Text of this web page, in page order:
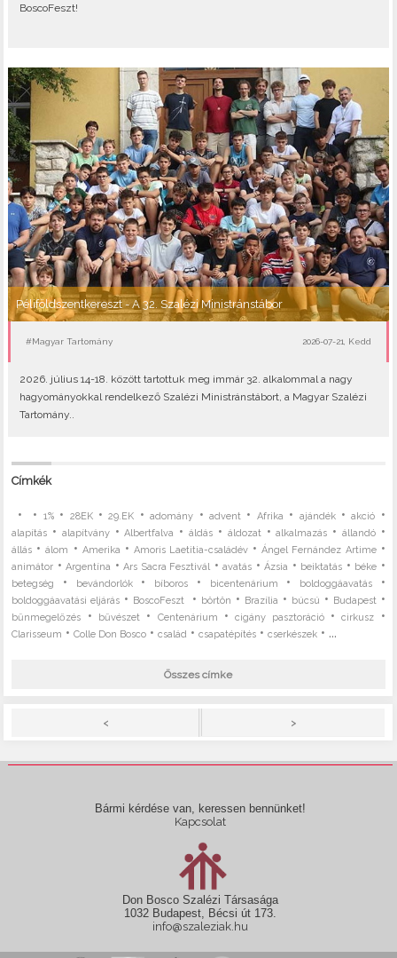
BoscoFeszt!
Péliföldszentkereszt - A 32. Szalézi Ministránstábor
#Magyar Tartomány 2026-07-21, Kedd
2026. július 14-18. között tartottuk meg immár 32. alkalommal a nagy
hagyományokkal rendelkező Szalézi Ministránstábort, a Magyar Szalézi
Tartomány..
Címkék
• • 1%• 28EK•29.EK •adomány •advent • Afrika • ajándék•akció •
alapítás • alapítvány•Albertfalva •áldás • áldozat •alkalmazás • állandó•
állás •álom • Amerika • Amoris Laetitia-családév •Ángel Fernández Artime•
animátor •Argentína •Ars Sacra Fesztivál •avatás •Ázsia • beiktatás • béke •
betegség • bevándorlók• bíboros • bicentenárium • boldoggáavatás•
boldoggáavatási eljárás • BoscoFeszt • börtön • Brazília • búcsú • Budapest •
bűnmegelőzés • bűvészet • Centenárium •cigány pasztoráció•cirkusz •
Clarisseum •Colle Don Bosco •család •csapatépítés •cserkészek • ...
Összes címke
< >
Bármi kérdése van, keressen bennünket!
Kapcsolat
Don Bosco Szalézi Társasága
1032 Budapest, Bécsi út 173.
info@szaleziak.hu